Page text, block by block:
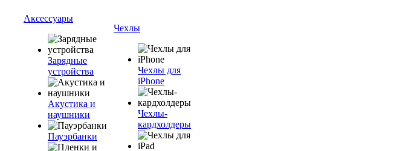
Аксессуары
Зарядные
устройства
Акустика и
наушники
Пауэрбанки
Чехлы
Чехлы для
iPhone
Чехлы-
кардхолдеры